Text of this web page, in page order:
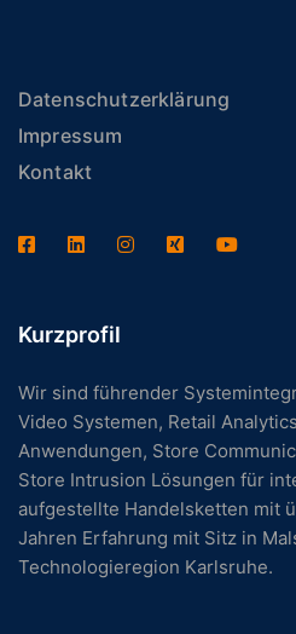
Datenschutzerklärung
Impressum
Kontakt
Kurzprofil
Wir sind führender
Video Systemen, Retail Analytics
Anwendungen, Store
Store Intrusion Lösungen für
aufgestellte Handelsketten mit
Jahren Erfahrung mit Sitz in
Technologieregion Karlsruhe.